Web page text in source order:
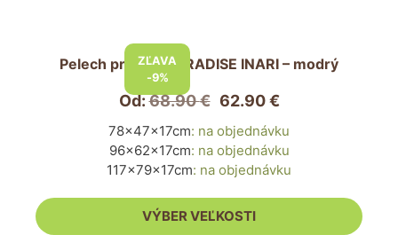
ZĽAVA
-9%
Pelech pre psa PARADISE INARI – modrý
Od:68.90€ 62.90€
78x47x17cm: na objednávku
96x62x17cm: na objednávku
117x79x17cm: na objednávku
VÝBER VEĽKOSTI
vybrať